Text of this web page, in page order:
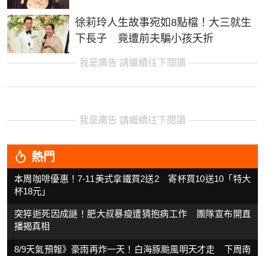
徐莉玲人生故事宛如8點檔！大三就生
下長子 竟遭前夫騙小孩夭折
我是廣告 請繼續往下閱讀
我是廣告 請繼續往下閱讀
熱門
本周咖啡優惠！7-11美式拿鐵買2送2 寄杯買10送10「特大
杯18元」
突猝逝死因成謎！肥大叔暴瘦遭猜抱病工作 團隊宣布開直
播揭真相
8/9天氣預報》豪雨再炸一天！白海豚颱風明天才走 下周南